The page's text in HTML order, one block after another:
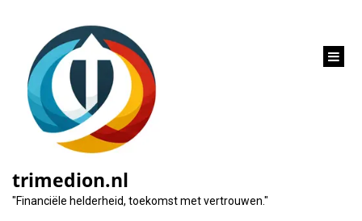
trimedion.nl
"Financiële helderheid, toekomst met vertrouwen."
Tag: